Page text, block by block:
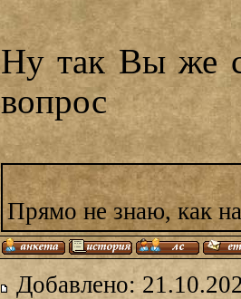
Ну так Вы же
вопрос
Прямо не знаю, как
Добавлено: